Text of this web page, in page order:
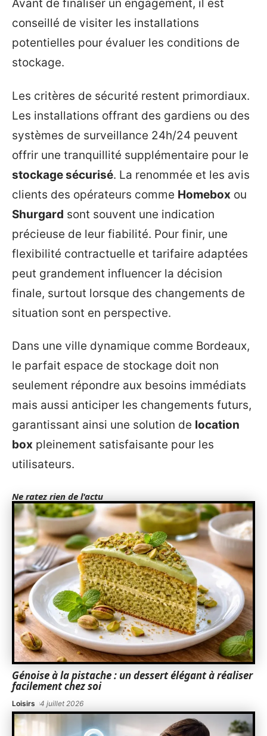
Avant de finaliser un engagement, il est
conseillé de visiter les installations
potentielles pour évaluer les conditions de
stockage.
Les critères de sécurité restent primordiaux.
Les installations offrant des gardiens ou des
systèmes de surveillance 24h/24 peuvent
offrir une tranquillité supplémentaire pour le
stockage sécurisé. La renommée et les avis
clients des opérateurs comme Homebox ou
Shurgard sont souvent une indication
précieuse de leur fiabilité. Pour finir, une
flexibilité contractuelle et tarifaire adaptées
peut grandement influencer la décision
finale, surtout lorsque des changements de
situation sont en perspective.
Dans une ville dynamique comme Bordeaux,
le parfait espace de stockage doit non
seulement répondre aux besoins immédiats
mais aussi anticiper les changements futurs,
garantissant ainsi une solution de location
box pleinement satisfaisante pour les
utilisateurs.
Ne ratez rien de l'actu
Génoise à la pistache : un dessert élégant à réaliser
facilement chez soi
Loisirs 4 juillet 2026